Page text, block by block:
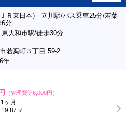
Ｒ東日本） 立川駅/バス乗車25分/若葉
6分
大和市駅/徒歩30分
若葉町３丁目 59-2
年
（管理費等6,000円）
ヶ月
㎡